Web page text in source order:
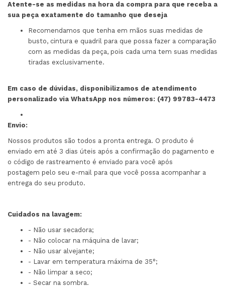
Atente-se as medidas na hora da compra para que receba a
sua peça exatamente do tamanho que deseja
Recomendamos que tenha em mãos suas medidas de
busto, cintura e quadril para que possa fazer a comparação
com as medidas da peça, pois cada uma tem suas medidas
tiradas exclusivamente.
Em caso de dúvidas, disponibilizamos de atendimento
personalizado via WhatsApp nos números: (47) 99783-4473
Envio:
Nossos produtos são todos a pronta entrega. O produto é
enviado em até 3 dias úteis após a confirmação do pagamento e
o código de rastreamento é enviado para você após
postagem pelo seu e-mail para que você possa acompanhar a
entrega do seu produto.
Cuidados na lavagem:
- Não usar secadora;
- Não colocar na máquina de lavar;
- Não usar alvejante;
- Lavar em temperatura máxima de 35°;
- Não limpar a seco;
- Secar na sombra.